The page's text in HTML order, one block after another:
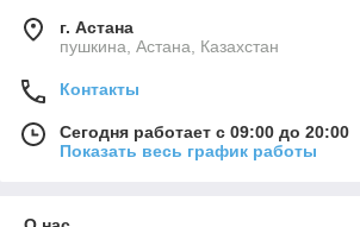
г. Астана
пушкина, Астана, Казахстан
Контакты
Сегодня работает с 09:00 до 20:00
Показать весь график работы